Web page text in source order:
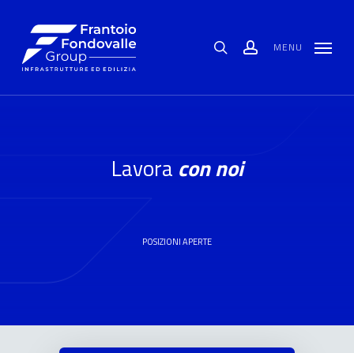
search accountMENU
Lavora con noi
POSIZIONI APERTE